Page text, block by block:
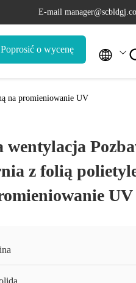
E-mail
Poprosić o wycenę 
na promieniowanie UV
wentylacja
z folią
UV